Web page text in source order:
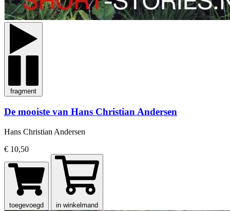
fragment
De mooiste van Hans Christian Andersen
Hans Christian Andersen
€ 10,50
toegevoegd in winkelmand